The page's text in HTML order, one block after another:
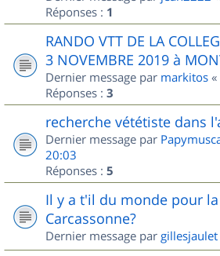
Réponses : 1
RANDO VTT DE LA
3 NOVEMBRE 2019 à
Dernier message par markitos «
Réponses : 3
recherche vététiste dans
Dernier message par
20:03
Réponses : 5
Il y a t'il du monde pour
Carcassonne?
Dernier message par gillesjaulet